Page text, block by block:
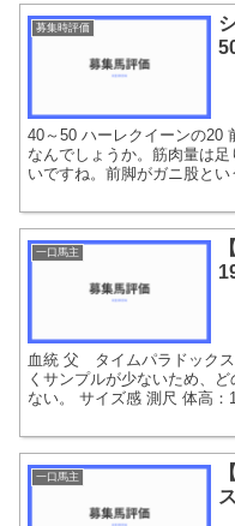
募集時評価
40～50 ハーレクイーンの20
なんでしょうか。筋肉量は
いですね。前脚がガニ股とい
一口馬主
血統 父 タイムパラドック
くサンプルが少ないため、
ない。 サイズ感 測尺 体高：
一口馬主